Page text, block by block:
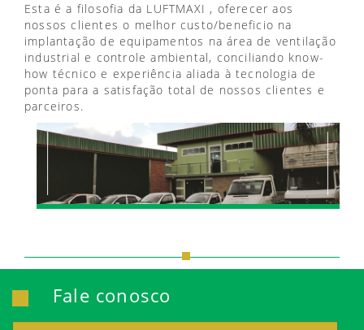
Esta é a filosofia da LUFTMAXI , oferecer aos
nossos clientes o melhor custo/beneficio na
implantação de equipamentos na área de ventilação
industrial e controle ambiental, conciliando know-
how técnico e experiência aliada à tecnologia de
ponta para a satisfação total de nossos clientes e
parceiros.
Fale conosco